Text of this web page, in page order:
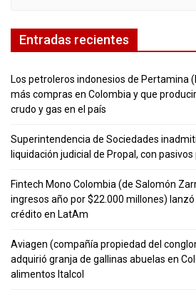
Entradas recientes
Los petroleros indonesios de Pertamina
más compras en Colombia y que
crudo y gas en el país
Superintendencia de Sociedades
liquidación judicial de Propal, con
Fintech Mono Colombia (de Salomón
ingresos año por $22.000 millones)
crédito en LatAm
Aviagen (compañía propiedad del
adquirió granja de gallinas abuelas en
alimentos Italcol